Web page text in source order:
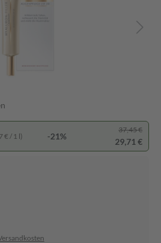
€ / 1 l) -21%
37,45 €
29,71 €